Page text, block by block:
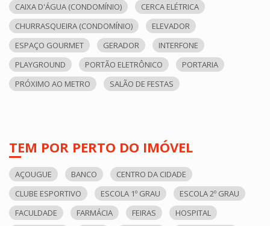
CAIXA D'ÁGUA (CONDOMÍNIO)
CERCA ELÉTRICA
CHURRASQUEIRA (CONDOMÍNIO)
ELEVADOR
ESPAÇO GOURMET
GERADOR
INTERFONE
PLAYGROUND
PORTÃO ELETRÔNICO
PORTARIA
PRÓXIMO AO METRO
SALÃO DE FESTAS
TEM POR PERTO DO IMÓVEL
AÇOUGUE BANCO
CENTRO DA CIDADE
CLUBE ESPORTIVO
ESCOLA 1º GRAU
ESCOLA 2º GRAU
FACULDADE
FARMÁCIA FEIRAS
HOSPITAL